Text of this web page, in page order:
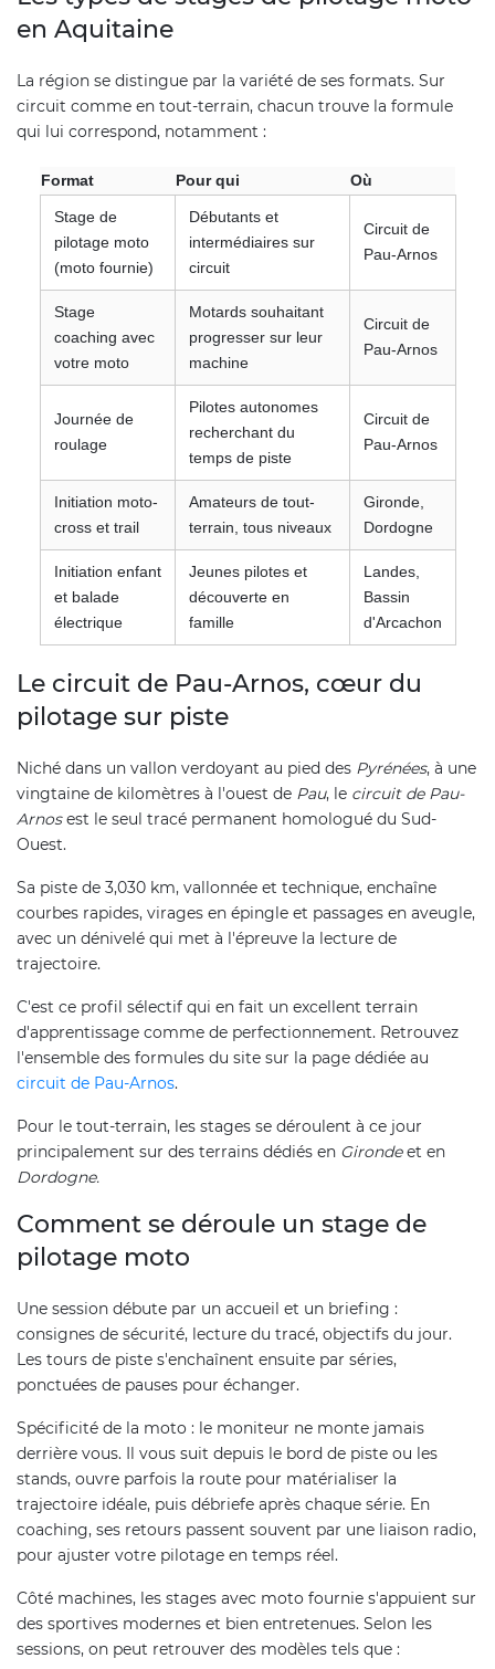
en Aquitaine
La région se distingue par la variété de ses formats. Sur
circuit comme en tout-terrain, chacun trouve la formule
qui lui correspond, notamment :
Format Pour qui Où
Stage de
pilotage moto
(moto fournie)
Débutants et
intermédiaires sur
circuit
Circuit de
Pau-Arnos
Stage
coaching avec
votre moto
Motards souhaitant
progresser sur leur
machine
Circuit de
Pau-Arnos
Journée de
roulage
Pilotes autonomes
recherchant du
temps de piste
Circuit de
Pau-Arnos
Initiation moto-
cross et trail
Amateurs de tout-
terrain, tous niveaux
Gironde,
Dordogne
Initiation enfant
et balade
électrique
Jeunes pilotes et
découverte en
famille
Landes,
Bassin
d'Arcachon
Le circuit de Pau-Arnos, cœur du
pilotage sur piste
Niché dans un vallon verdoyant au pied des Pyrénées, à une
vingtaine de kilomètres à l'ouest de Pau, le circuit de Pau-
Arnosest le seul tracé permanent homologué du Sud-
Ouest.
Sa piste de 3,030 km, vallonnée et technique, enchaîne
courbes rapides, virages en épingle et passages en aveugle,
avec un dénivelé qui met à l'épreuve la lecture de
trajectoire.
C'est ce profil sélectif qui en fait un excellent terrain
d'apprentissage comme de perfectionnement. Retrouvez
l'ensemble des formules du site sur la page dédiée au
circuit de Pau-Arnos.
Pour le tout-terrain, les stages se déroulent à ce jour
principalement sur des terrains dédiés en Girondeet en
Dordogne.
Comment se déroule un stage de
pilotage moto
Une session débute par un accueil et un briefing :
consignes de sécurité, lecture du tracé, objectifs du jour.
Les tours de piste s'enchaînent ensuite par séries,
ponctuées de pauses pour échanger.
Spécificité de la moto : le moniteur ne monte jamais
derrière vous. Il vous suit depuis le bord de piste ou les
stands, ouvre parfois la route pour matérialiser la
trajectoire idéale, puis débriefe après chaque série. En
coaching, ses retours passent souvent par une liaison radio,
pour ajuster votre pilotage en temps réel.
Côté machines, les stages avec moto fournie s'appuient sur
des sportives modernes et bien entretenues. Selon les
sessions, on peut retrouver des modèles tels que :